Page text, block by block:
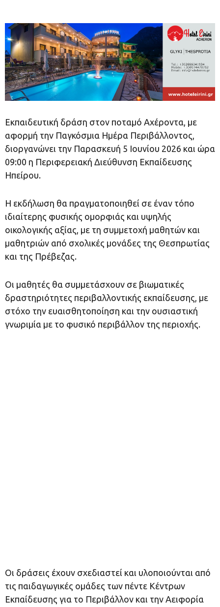
Εκπαιδευτική δράση στον ποταμό Αχέροντα, με
αφορμή την Παγκόσμια Ημέρα Περιβάλλοντος,
διοργανώνει την Παρασκευή 5 Ιουνίου 2026 και ώρα
09:00 η Περιφερειακή Διεύθυνση Εκπαίδευσης
Ηπείρου.
Η εκδήλωση θα πραγματοποιηθεί σε έναν τόπο
ιδιαίτερης φυσικής ομορφιάς και υψηλής
οικολογικής αξίας, με τη συμμετοχή μαθητών και
μαθητριών από σχολικές μονάδες της Θεσπρωτίας
και της Πρέβεζας.
Οι μαθητές θα συμμετάσχουν σε βιωματικές
δραστηριότητες περιβαλλοντικής εκπαίδευσης, με
στόχο την ευαισθητοποίηση και την ουσιαστική
γνωριμία με το φυσικό περιβάλλον της περιοχής.
Οι δράσεις έχουν σχεδιαστεί και υλοποιούνται από
τις παιδαγωγικές ομάδες των πέντε Κέντρων
Εκπαίδευσης για το Περιβάλλον και την Αειφορία